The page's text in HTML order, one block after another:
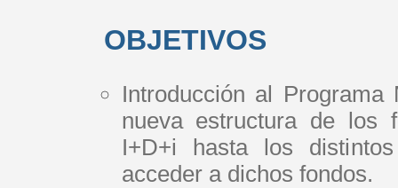
OBJETIVOS
Introducción al
nueva estructura de los
I+D+i hasta los
acceder a dichos fondos.